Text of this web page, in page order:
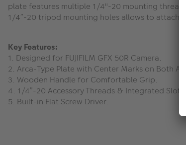
plate features multiple 1/4"-20 mounting
1/4”-20 tripod mounting holes allows to attach
Key Features:
1. Designed for FUJIFILM GFX 50R Camera.
2. Arca-Type Plate with Center Marks on Both
3. Wooden Handle for Comfortable Grip.
4. 1/4”-20 Accessory Threads & Integrated
5. Built-in Flat Screw Driver.